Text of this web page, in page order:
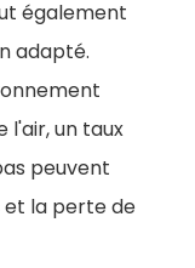
également
adapté.
l'air, un taux
peuvent
et la perte de